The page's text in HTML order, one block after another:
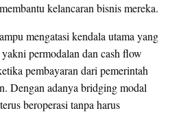
kelancaran bisnis mereka.
mengatasi kendala utama yang
permodalan dan cash flow
pembayaran dari pemerintah
Dengan adanya bridging modal
beroperasi tanpa harus